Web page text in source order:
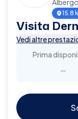
15.8
Visita
Vedi altre
Prima
-